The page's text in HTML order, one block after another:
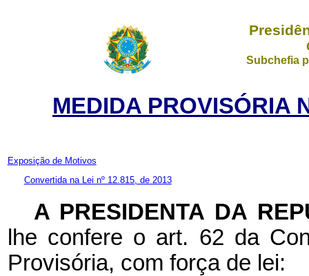
Subchefia
MEDIDA PROVISÓRIA
Exposição de Motivos
Convertida na Lei nº 12.815, de 2013
A PRESIDENTA DA
lhe confere o art. 62 da
Provisória, com força de lei: